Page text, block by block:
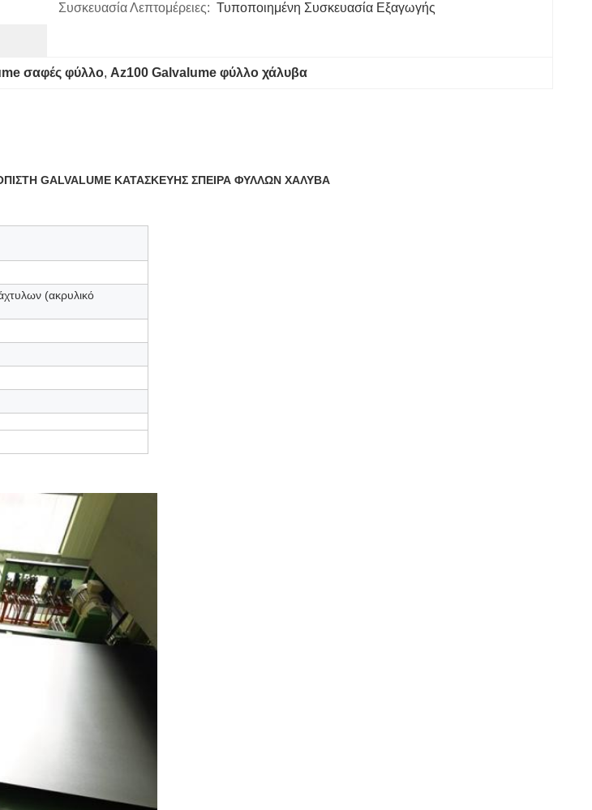
Συσκευασία Λεπτομέρειες: Τυποποιημένη Συσκευασία Εξαγωγής
σαφές φύλλο, Az100 Galvalume φύλλο χάλυβα
GALVALUME ΚΑΤΑΣΚΕΥΗΣ ΣΠΕΙΡΑ ΦΥΛΛΩΝ ΧΑΛΥΒΑ
(ακρυλικό